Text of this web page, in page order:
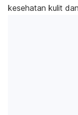
kesehatan kulit